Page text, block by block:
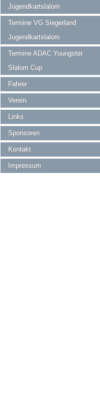
Jugendkartslalom
Termine VG Siegerland
Jugendkartslalom
Termine ADAC Youngster
Slalom Cup
Fahrer
Verein
Links
Sponsoren
Kontakt
Impressum